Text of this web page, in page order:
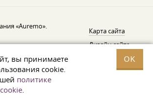
вы принимаете
cookie.
политике
.
OK
«Auremo».
Карта сайта
Дизайн сайта —